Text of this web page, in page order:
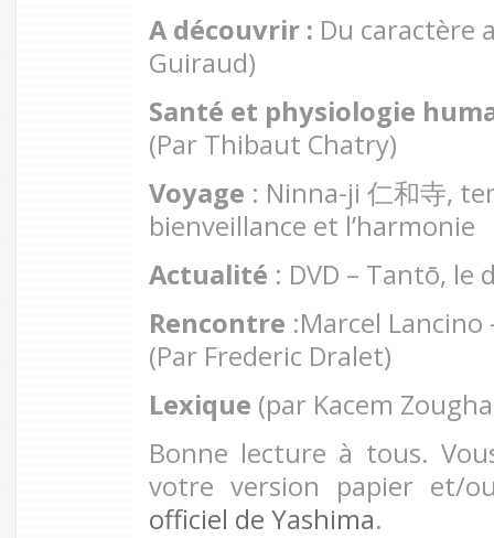
A découvrir : Du caractère
Guiraud)
Santé et physiologie
(Par Thibaut Chatry)
Voyage : Ninna-ji 仁和寺,
bienveillance et l’harmonie
Actualité : DVD – Tantō, le
Rencontre :Marcel
(Par Frederic Dralet)
Lexique (par Kacem
Bonne lecture à tous.
votre version papier et/
officiel de Yashima.